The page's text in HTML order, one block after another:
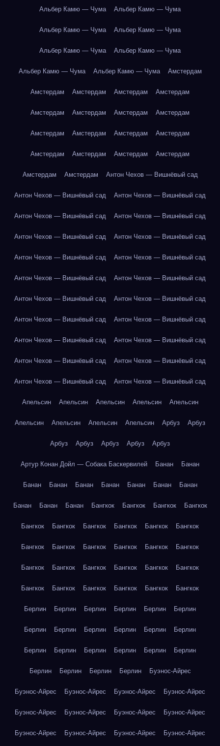
Альбер Камю — Чума Альбер Камю — Чума
Альбер Камю — Чума Альбер Камю — Чума
Альбер Камю — Чума Альбер Камю — Чума
Альбер Камю — Чума Альбер Камю — Чума Амстердам
Амстердам Амстердам Амстердам Амстердам
Амстердам Амстердам Амстердам Амстердам
Амстердам Амстердам Амстердам Амстердам
Амстердам Амстердам Амстердам Амстердам
Амстердам Амстердам Антон Чехов — Вишнёвый сад
Антон Чехов — Вишнёвый сад Антон Чехов — Вишнёвый сад
Антон Чехов — Вишнёвый сад Антон Чехов — Вишнёвый сад
Антон Чехов — Вишнёвый сад Антон Чехов — Вишнёвый сад
Антон Чехов — Вишнёвый сад Антон Чехов — Вишнёвый сад
Антон Чехов — Вишнёвый сад Антон Чехов — Вишнёвый сад
Антон Чехов — Вишнёвый сад Антон Чехов — Вишнёвый сад
Антон Чехов — Вишнёвый сад Антон Чехов — Вишнёвый сад
Антон Чехов — Вишнёвый сад Антон Чехов — Вишнёвый сад
Антон Чехов — Вишнёвый сад Антон Чехов — Вишнёвый сад
Антон Чехов — Вишнёвый сад Антон Чехов — Вишнёвый сад
Апельсин Апельсин Апельсин Апельсин Апельсин
Апельсин Апельсин Апельсин Апельсин Арбуз Арбуз
Арбуз Арбуз Арбуз Арбуз Арбуз
Артур Конан Дойл — Собака Баскервилей Банан Банан
Банан Банан Банан Банан Банан Банан Банан
Банан Банан Банан Бангкок Бангкок Бангкок Бангкок
Бангкок Бангкок Бангкок Бангкок Бангкок Бангкок
Бангкок Бангкок Бангкок Бангкок Бангкок Бангкок
Бангкок Бангкок Бангкок Бангкок Бангкок Бангкок
Бангкок Бангкок Бангкок Бангкок Бангкок Бангкок
Берлин Берлин Берлин Берлин Берлин Берлин
Берлин Берлин Берлин Берлин Берлин Берлин
Берлин Берлин Берлин Берлин Берлин Берлин
Берлин Берлин Берлин Берлин Буэнос-Айрес
Буэнос-Айрес Буэнос-Айрес Буэнос-Айрес Буэнос-Айрес
Буэнос-Айрес Буэнос-Айрес Буэнос-Айрес Буэнос-Айрес
Буэнос-Айрес Буэнос-Айрес Буэнос-Айрес Буэнос-Айрес